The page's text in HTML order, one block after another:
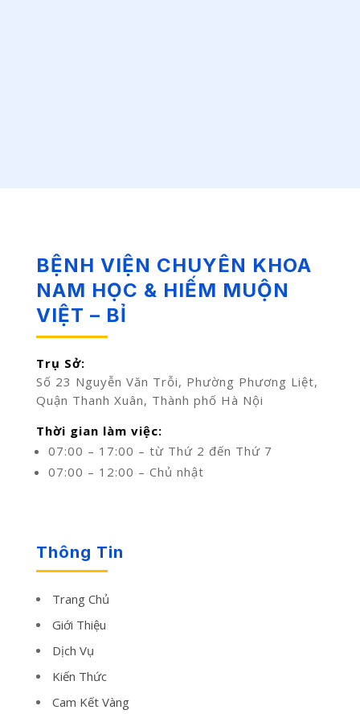
BỆNH VIỆN CHUYÊN KHOA
NAM HỌC & HIẾM MUỘN
VIỆT – BỈ
Trụ Sở:
Số 23 Nguyễn Văn Trỗi, Phường Phương Liệt,
Quận Thanh Xuân, Thành phố Hà Nội
Thời gian làm việc:
07:00 – 17:00 – từ Thứ 2 đến Thứ 7
07:00 – 12:00 – Chủ nhật
Thông Tin
Trang Chủ
Giới Thiệu
Dịch Vụ
Kiến Thức
Cam Kết Vàng